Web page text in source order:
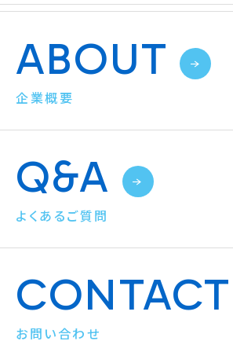
ABOUT
企業概要
Q&A
よくあるご質問
CONTACT
お問い合わせ